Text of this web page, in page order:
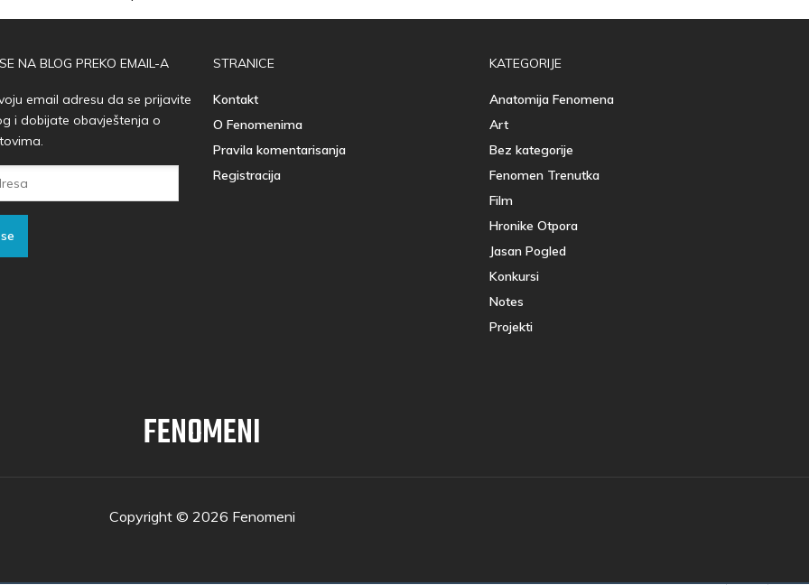
NA BLOG PREKO EMAIL-A
email adresu da se prijavite
i dobijate obavještenja o
STRANICE
Kontakt
O Fenomenima
Pravila komentarisanja
Registracija
KATEGORIJE
Anatomija Fenomena
Art
Bez kategorije
Fenomen Trenutka
Film
Hronike Otpora
Jasan Pogled
Konkursi
Notes
Projekti
FENOMENI
Copyright © 2026 Fenomeni